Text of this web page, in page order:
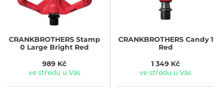
CRANKBROTHERSStamp
0 Large Bright Red
989 Kč
ve středu u Vás
CRANKBROTHERSCandy 1
Red
1 349 Kč
ve středu u Vás